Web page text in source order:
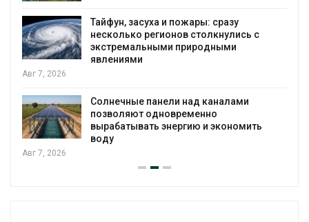
Тайфун, засуха и пожары: сразу
несколько регионов столкнулись с
экстремальными природными
явлениями
Авг 7, 2026
Солнечные панели над каналами
позволяют одновременно
вырабатывать энергию и экономить
воду
Авг 7, 2026